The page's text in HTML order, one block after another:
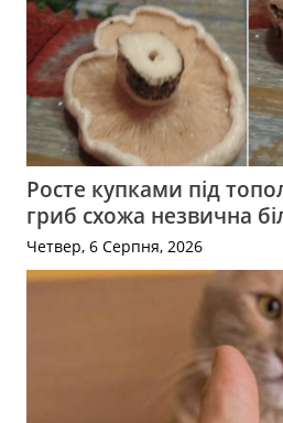
Росте купками під
гриб схожа незвична
Четвер, 6 Серпня, 2026